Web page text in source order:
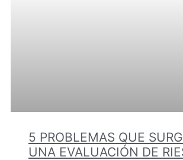
5 PROBLEMAS QUE
UNA EVALUACIÓN DE